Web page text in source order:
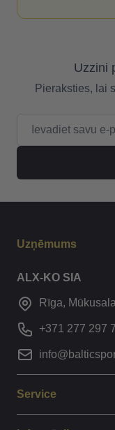
Uzzini
Pieraksties, lai
Uzņēmums
ALX-KO SIA
Rīga,
+371 277 297
Service